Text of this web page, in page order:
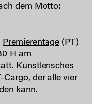
dem Motto:
Premierentage (PT)
H am
Künstlerisches
Cargo, der alle vier
kann.